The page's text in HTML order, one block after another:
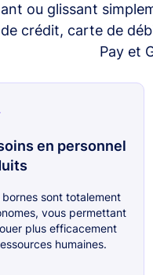
ou glissant
crédit, carte de
Pay et
en personnel
bornes sont totalement
vous permettant
plus efficacement
humaines.